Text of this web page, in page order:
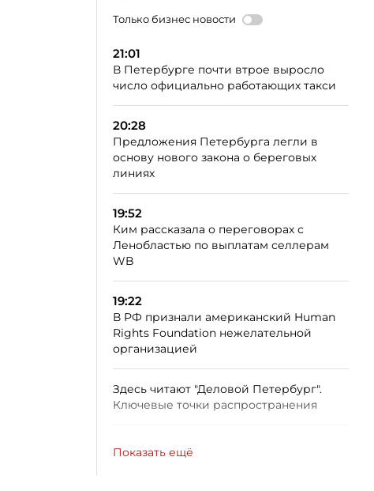
Только бизнес новости
21:01
В Петербурге почти втрое выросло
число официально работающих такси
20:28
Предложения Петербурга легли в
основу нового закона о береговых
линиях
19:52
Ким рассказала о переговорах с
Ленобластью по выплатам селлерам
WB
19:22
В РФ признали американский Human
Rights Foundation нежелательной
организацией
Здесь читают "Деловой Петербург".
Ключевые точки распространения
Показать ещё